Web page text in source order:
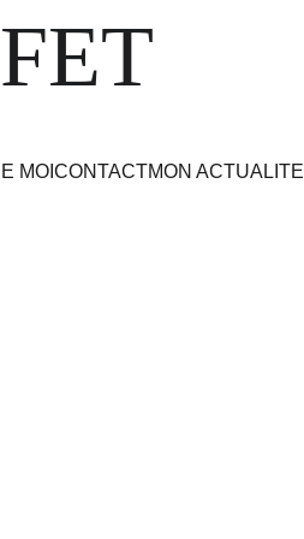
MOI CONTACTMON ACTUALITE